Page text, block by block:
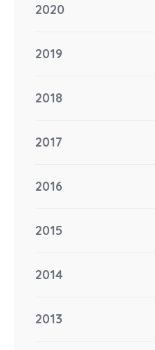
2020
2019
2018
2017
2016
2015
2014
2013